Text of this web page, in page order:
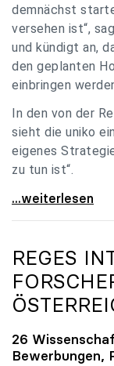
demnächst
versehen ist“,
und kündigt an,
den geplanten
einbringen
In den von der
sieht die uniko
eigenes
zu tun ist“.
Universitäten:
...weiterlesen
REGES
26
Bewerbungen,